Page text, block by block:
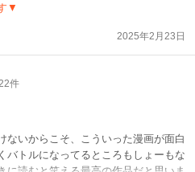
▼
2025年2月23日
件
ないからこそ、こういった漫画が面白
バトルになってるところもしょーもな